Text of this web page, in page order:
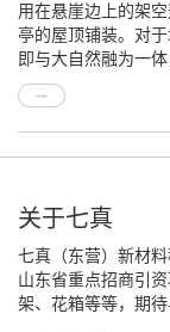
用在悬崖边上的架
亭的屋顶铺装。对
即与大自然融为一
关于七真
七真（东营）新材
山东省重点招商引
架、花箱等等，期